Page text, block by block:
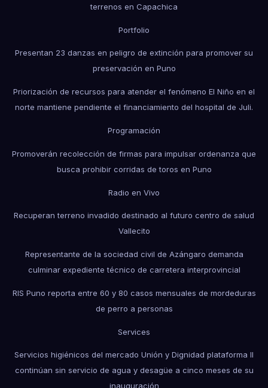
terrenos en Capachica
Portfolio
Presentan 23 danzas en peligro de extinción para promover su
preservación en Puno
Priorización de recursos para atender el fenómeno El Niño en el
norte mantiene pendiente el financiamiento del hospital de Juli.
Programación
Promoverán recolección de firmas para impulsar ordenanza que
busca prohibir corridas de toros en Puno
Radio en Vivo
Recuperan terreno invadido destinado al futuro centro de salud
Vallecito
Representante de la sociedad civil de Azángaro demanda
culminar expediente técnico de carretera interprovincial
RIS Puno reporta entre 60 y 80 casos mensuales de mordeduras
de perro a personas
Services
Servicios higiénicos del mercado Unión y Dignidad plataforma II
continúan sin servicio de agua y desagüe a cinco meses de su
inauguración